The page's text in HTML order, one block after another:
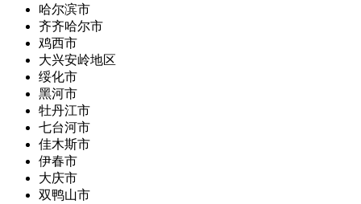
哈尔滨市
齐齐哈尔市
鸡西市
大兴安岭地区
绥化市
黑河市
牡丹江市
七台河市
佳木斯市
伊春市
大庆市
双鸭山市